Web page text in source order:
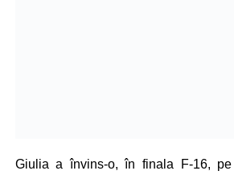
Giulia a învins-o, în finala F-16, pe